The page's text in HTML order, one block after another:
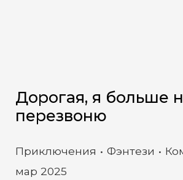
Дорогая, я больше
перезвоню
Приключения Фэнтези
мар 2025